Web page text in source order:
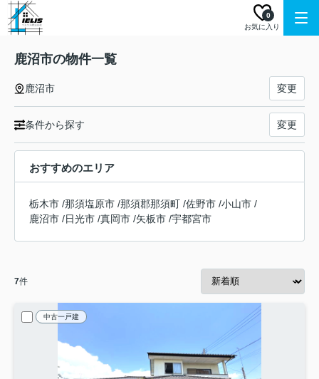
お気に入り
0
鹿沼市の物件一覧
鹿沼市 変更
条件から探す 変更
おすすめのエリア
栃木市 /那須塩原市 /那須郡那須町 /佐野市 /小山市 /
鹿沼市 /日光市 /真岡市 /矢板市 /宇都宮市
7件
中古一戸建